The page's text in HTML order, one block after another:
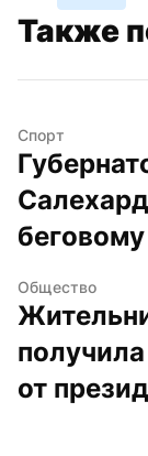
Также
Спорт
Общество
от